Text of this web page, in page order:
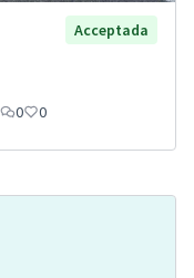
Acceptada
0 0